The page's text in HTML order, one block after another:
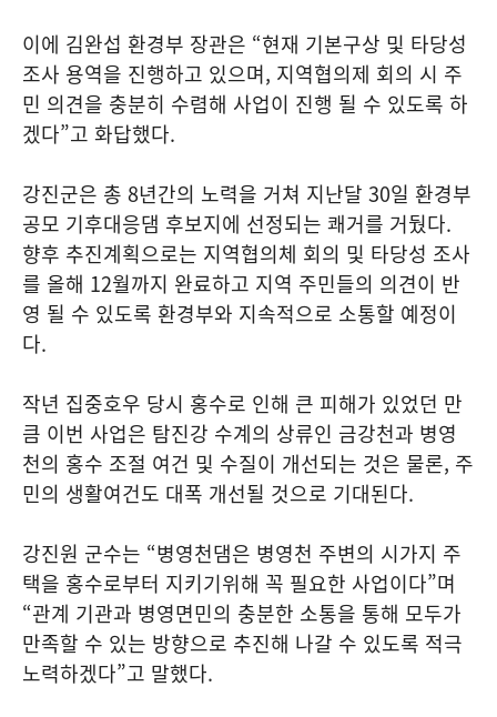
이에 김완섭 환경부 장관은 “현재 기본구상 및 타당성
조사 용역을 진행하고 있으며, 지역협의제 회의 시 주
민 의견을 충분히 수렴해 사업이 진행 될 수 있도록 하
겠다”고 화답했다.
강진군은 총 8년간의 노력을 거쳐 지난달 30일 환경부
공모 기후대응댐 후보지에 선정되는 쾌거를 거뒀다.
향후 추진계획으로는 지역협의체 회의 및 타당성 조사
를 올해 12월까지 완료하고 지역 주민들의 의견이 반
영 될 수 있도록 환경부와 지속적으로 소통할 예정이
다.
작년 집중호우 당시 홍수로 인해 큰 피해가 있었던 만
큼 이번 사업은 탐진강 수계의 상류인 금강천과 병영
천의 홍수 조절 여건 및 수질이 개선되는 것은 물론, 주
민의 생활여건도 대폭 개선될 것으로 기대된다.
강진원 군수는 “병영천댐은 병영천 주변의 시가지 주
택을 홍수로부터 지키기위해 꼭 필요한 사업이다”며
“관계 기관과 병영면민의 충분한 소통을 통해 모두가
만족할 수 있는 방향으로 추진해 나갈 수 있도록 적극
노력하겠다”고 말했다.